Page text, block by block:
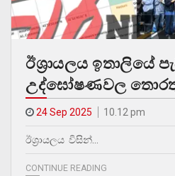
ඊශ්‍රායලය ඉතාලියේ
උද්ඝෝෂණවල
24 Sep 2025 10.12 pm
ඊශ්‍රායලය විසින්…
CONTINUE READING